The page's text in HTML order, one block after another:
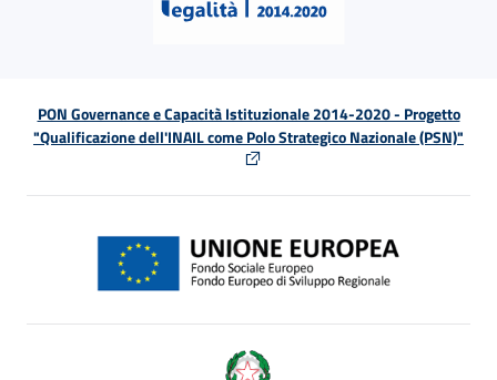
PON Governance e Capacità Istituzionale 2014-2020 - Progetto
"Qualificazione dell'INAIL come Polo Strategico Nazionale (PSN)"